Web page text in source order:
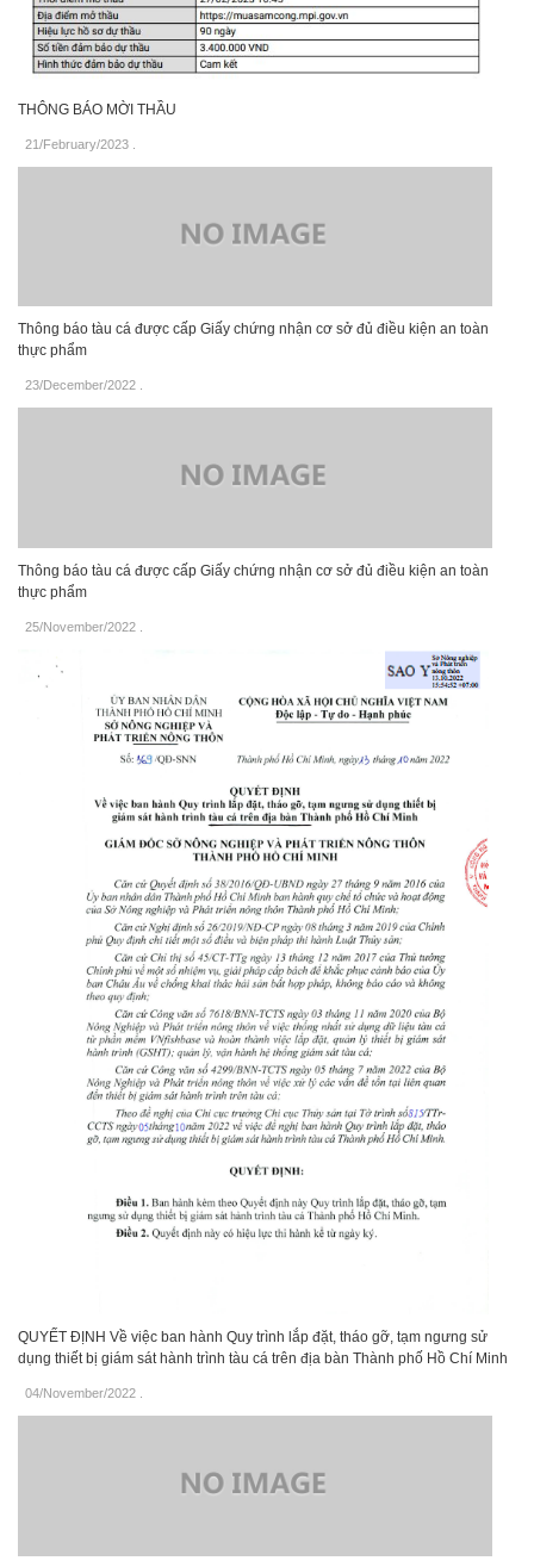
THÔNG BÁO MỜI THẦU
21/February/2023
Thông báo tàu cá được cấp Giấy chứng nhận cơ sở đủ điều kiện an toàn
thực phẩm
23/December/2022 .
Thông báo tàu cá được cấp Giấy chứng nhận cơ sở đủ điều kiện an toàn
thực phẩm
25/November/2022
QUYẾT ĐỊNH Về việc ban hành Quy trình lắp đặt, tháo gỡ, tạm ngưng sử
dụng thiết bị giám sát hành trình tàu cá trên địa bàn Thành phố Hồ Chí Minh
04/November/2022